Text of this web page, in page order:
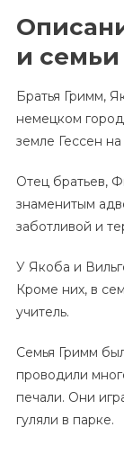
и
Братья Гримм,
немецком
земле Гессен
Отец братьев,
знаменитым
заботливой и
У Якоба и
Кроме них, в
учитель.
Семья Гримм
проводили
печали. Они
гуляли в парке.